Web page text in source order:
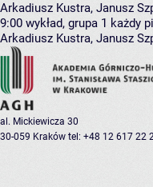
Arkadiusz Kustra, Janusz
9:00 wykład, grupa 1 każdy
Arkadiusz Kustra, Janusz
al. Mickiewicza 30
30-059 Kraków tel: +48 12 617 22